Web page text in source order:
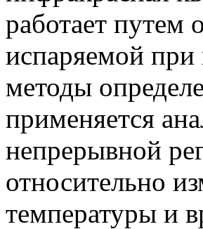
работает путем
испаряемой при
методы
применяется
непрерывной
относительно
температуры и